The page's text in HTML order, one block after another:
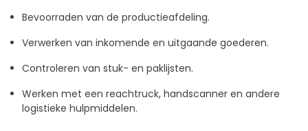
Bevoorraden van de productieafdeling.
Verwerken van inkomende en uitgaande goederen.
Controleren van stuk- en paklijsten.
Werken met een reachtruck, handscanner en andere
logistieke hulpmiddelen.